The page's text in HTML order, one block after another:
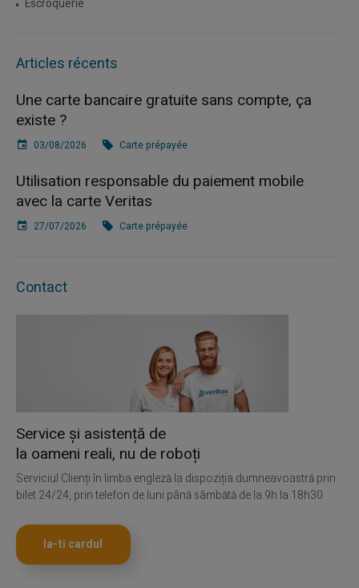
Escroquerie
Articles récents
Une carte bancaire gratuite sans compte, ça
existe ?
03/08/2026 Carte prépayée
Utilisation responsable du paiement mobile
avec la carte Veritas
27/07/2026 Carte prépayée
Contact
Service și asistență de
la oameni reali, nu de roboți
Serviciul Clienți în limba engleză la dispoziția dumneavoastră prin
bilet 24/24, prin telefon de luni până sâmbătă de la 9h la 18h30
Ia-ti cardul